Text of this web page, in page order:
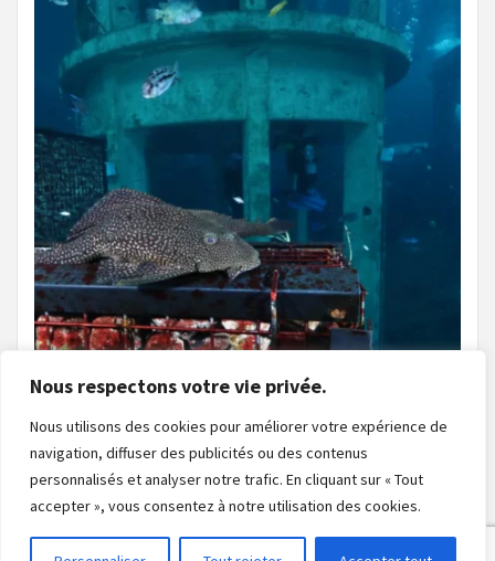
Nous respectons votre vie privée.
Nous utilisons des cookies pour améliorer votre expérience de
navigation, diffuser des publicités ou des contenus
personnalisés et analyser notre trafic. En cliquant sur « Tout
accepter », vous consentez à notre utilisation des cookies.
Charger plus Suivre sur Instagram